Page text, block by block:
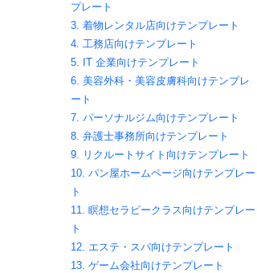
プレート
3. 着物レンタル店向けテンプレート
4. 工務店向けテンプレート
5. IT 企業向けテンプレート
6. 美容外科・美容皮膚科向けテンプレ
ート
7. パーソナルジム向けテンプレート
8. 弁護士事務所向けテンプレート
9. リクルートサイト向けテンプレート
10. パン屋ホームページ向けテンプレー
ト
11. 瞑想セラピークラス向けテンプレー
ト
12. エステ・スパ向けテンプレート
13. ゲーム会社向けテンプレート